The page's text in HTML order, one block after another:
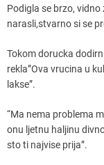
Podigla se brzo,
narasli,stvarno si se
Tokom dorucka
rekla”Ova vrucina u
lakse”.
“Ma nema problema
onu ljetnu haljinu
sto ti najvise prija”.